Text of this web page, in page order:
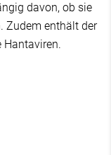
davon, ob sie
Zudem enthält der
Hantaviren.